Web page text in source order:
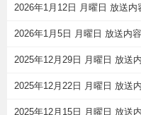
2026年1月12日 月曜日 放送内
2026年1月5日 月曜日 放送内容
2025年12月29日 月曜日 放送
2025年12月22日 月曜日 放送
2025年12月15日 月曜日 放送